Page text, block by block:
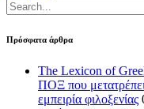
Πρόσφατα άρθρα
The Lexicon of
ΠΟΞ που
εμπειρία φιλοξενίας